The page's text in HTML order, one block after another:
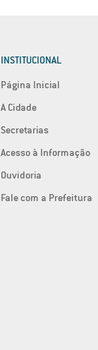
INSTITUCIONAL
Página Inicial
A Cidade
Secretarias
Acesso à Informação
Ouvidoria
Fale com a Prefeitura